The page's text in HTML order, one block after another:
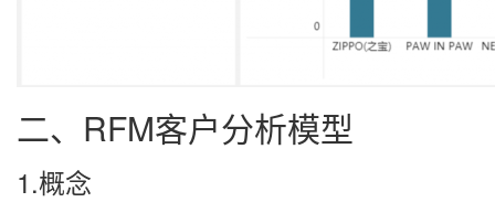
二、RFM客户分析模型
1.概念